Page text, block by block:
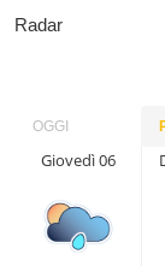
Radar
OGGI
Giovedì 06
Sabato 08